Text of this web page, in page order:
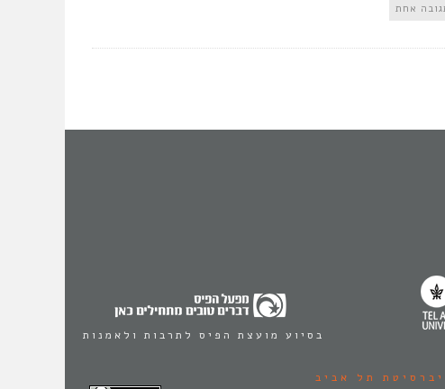
אחת
בסיוע מועצת הפיס לתרבות ולאמנות
תל אביב